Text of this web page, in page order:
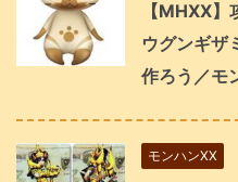
【MHXX
ウグンギザ
作ろう／モ
モンハンXX